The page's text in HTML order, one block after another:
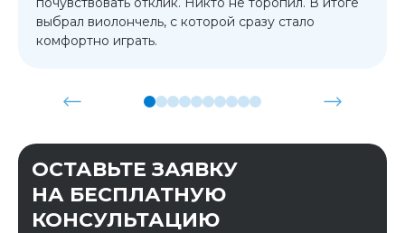
выбрал виолончель, с которой сразу стало
комфортно играть.
ОСТАВЬТЕ ЗАЯВКУ
НА БЕСПЛАТНУЮ
КОНСУЛЬТАЦИЮ